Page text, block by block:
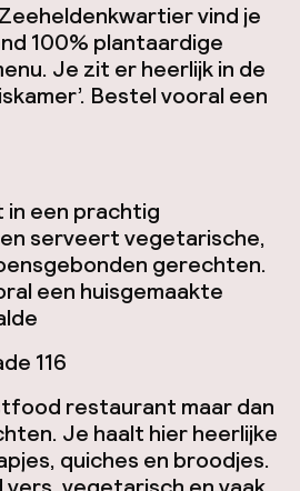
vind je
100% plantaardige
Je zit er heerlijk in de
Bestel vooral een
in een prachtig
en serveert vegetarische,
gerechten.
een huisgemaakte
116
restaurant maar dan
Je haalt hier heerlijke
quiches en broodjes.